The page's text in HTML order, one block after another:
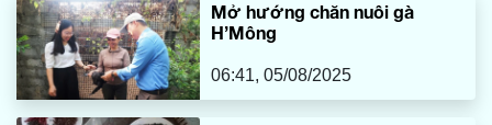
Mở hướng chăn nuôi gà
H’Mông
06:41, 05/08/2025